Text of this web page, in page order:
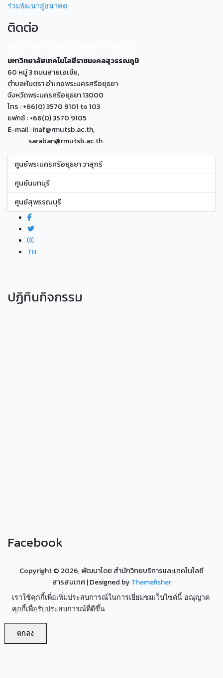
ร่วมพัฒนาสู่อนาคต
ติดต่อ
มหาวิทยาลัยเทคโนโลยีราชมงคลสุวรรณภูมิ
60 หมู่ 3 ถนนสายเอเซีย,
ตำบลหันตรา อำเภอพระนครศรีอยุธยา
จังหวัดพระนครศรีอยุธยา 13000
โทร : +66(0) 3570 9101 to 103
แฟกซ์ : +66(0) 3570 9105
E-mail : inaf@rmutsb.ac.th,
saraban@rmutsb.ac.th
ศูนย์พระนครศรีอยุธยา วาสุกรี
ศูนย์นนทบุรี
ศูนย์สุพรรณบุรี
TH
ปฏิทินกิจกรรม
Facebook
Copyright © 2026, พัฒนาโดย สำนักวิทยบริการและเทคโนโลยี
สารสนเทศ| Designed by Themefisher
เราใช้คุกกี้เพื่อเพิ่มประสบการณ์ในการเยี่ยมชมเว็บไซต์นี้ อณุญาต
คุกกี้เพื่อรับประสบการณ์ที่ดีขึ้น
ตกลง